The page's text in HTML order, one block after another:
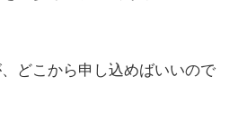
どこから申し込めばいいので